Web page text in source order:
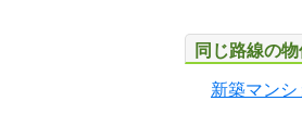
同じ路線の
新築マンシ